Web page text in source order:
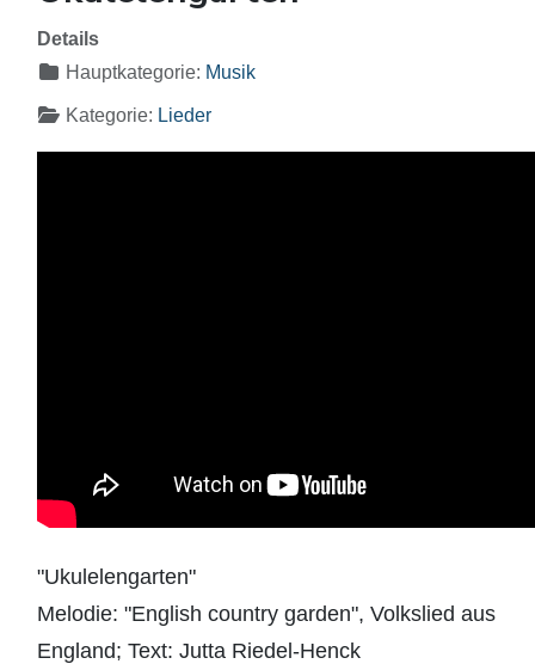
Details
Hauptkategorie: Musik
Kategorie: Lieder
"Ukulelengarten"
Melodie: "English country garden", Volkslied aus
England; Text: Jutta Riedel-Henck